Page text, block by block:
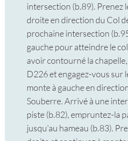
intersection (b.89). Prenez
droite en direction du Col
prochaine intersection
gauche pour atteindre le
avoir contourné la
D226 et engagez-vous sur
monte à gauche en
Souberre. Arrivé à une
piste (b.82), empruntez-la
jusqu’au hameau (b.83).